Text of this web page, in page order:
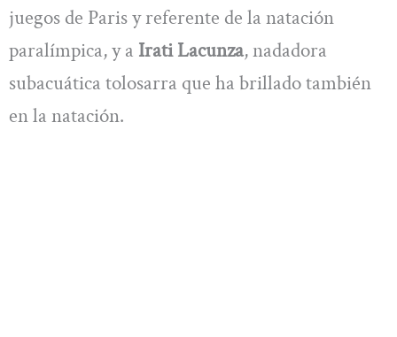
juegos de Paris y referente de la natación
paralímpica, y a Irati Lacunza, nadadora
subacuática tolosarra que ha brillado también
en la natación.